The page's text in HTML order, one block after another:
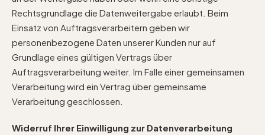
Rechtsgrundlage die Datenweitergabe erlaubt. Beim
Einsatz von Auftragsverarbeitern geben wir
personenbezogene Daten unserer Kunden nur auf
Grundlage eines gültigen Vertrags über
Auftragsverarbeitung weiter. Im Falle einer gemeinsamen
Verarbeitung wird ein Vertrag über gemeinsame
Verarbeitung geschlossen.
Widerruf Ihrer Einwilligung zur Datenverarbeitung